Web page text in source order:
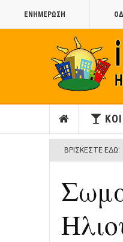
ΕΝΗΜΕΡΩΣΗ
ΒΡΊΣΚΕΣΤΕ ΕΔΏ: